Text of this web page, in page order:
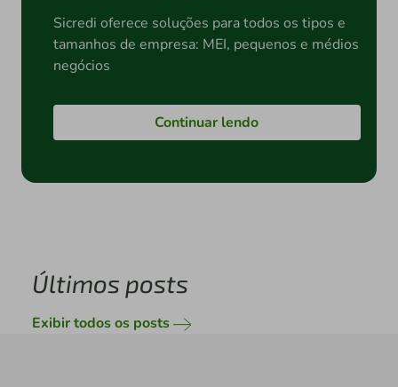
Sicredi oferece soluções para todos os tipos e
tamanhos de empresa: MEI, pequenos e médios
negócios
Continuar lendo
Últimos posts
Exibir todos os posts